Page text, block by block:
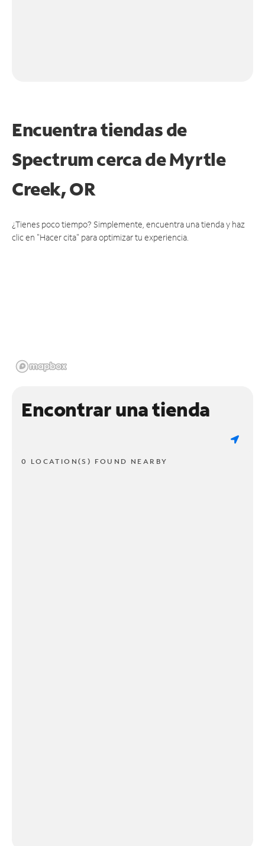
Encuentra tiendas de
Spectrum cerca deMyrtle
Creek, OR
¿Tienes poco tiempo? Simplemente, encuentra una tienda y haz
clic en "Hacer cita" para optimizar tu experiencia.
Encontrar una tienda
0 LOCATION(S) FOUND NEARBY